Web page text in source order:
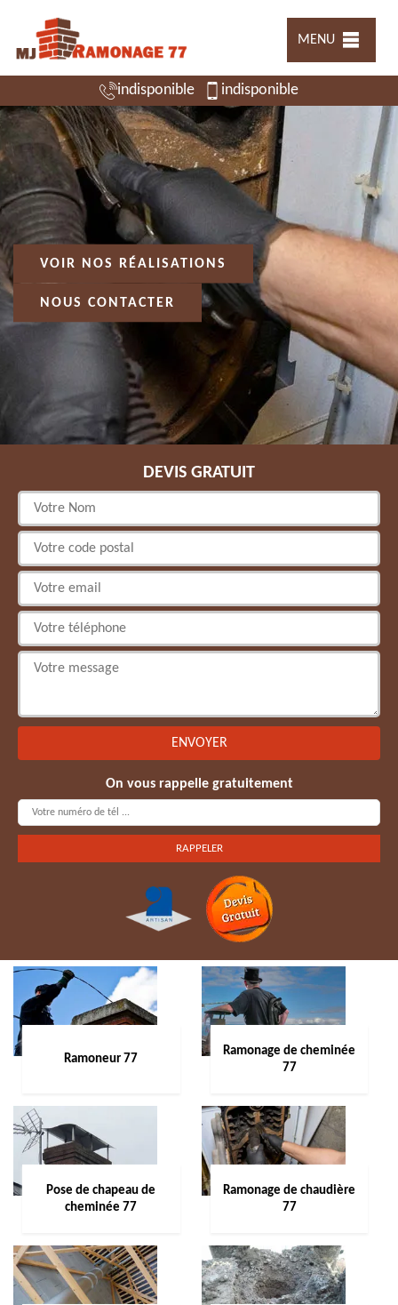
MENU
indisponible indisponible
VOIR NOS RÉALISATIONS
NOUS CONTACTER
DEVIS GRATUIT
On vous rappelle gratuitement
Ramoneur 77
Ramonage de cheminée
77
Pose de chapeau de
cheminée 77
Ramonage de chaudière
77